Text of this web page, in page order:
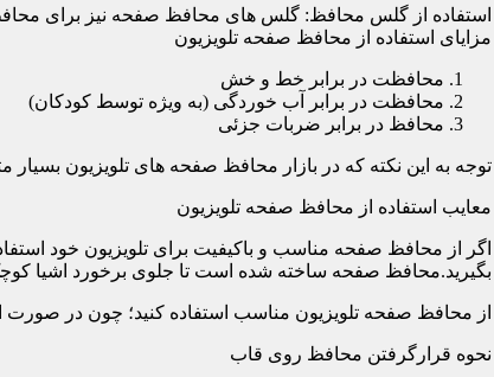
استفاده از گلس محافظ: گلس های محافظ صفحه نیز برای
مزایای استفاده از محافظ صفحه تلویزیون
محافظت در برابر خط و خش
محافظت در برابر آب خوردگی (به ویژه توسط کودکان)
محافظ در برابر ضربات جزئی
توجه به این نکته که در بازار محافظ صفحه های تلویزیون
معایب استفاده از محافظ صفحه تلویزیون
اگر از محافظ صفحه مناسب و باکیفیت برای تلویزیون خود
بگیرید.محافظ صفحه ساخته شده است تا جلوی برخورد اشیا
از محافظ صفحه تلویزیون مناسب استفاده کنید؛ چون در
نحوه قرارگرفتن محافظ روی قاب